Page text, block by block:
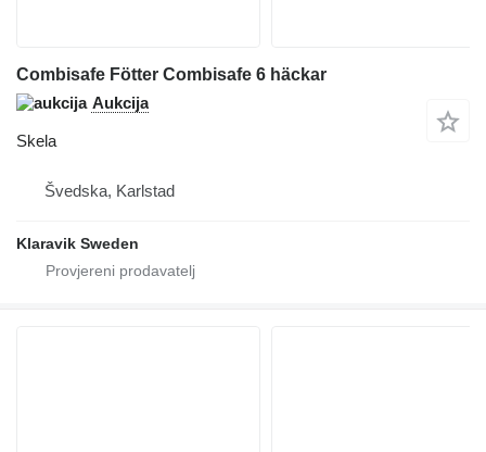
Combisafe Fötter Combisafe 6 häckar
Aukcija
Skela
Švedska, Karlstad
Klaravik Sweden